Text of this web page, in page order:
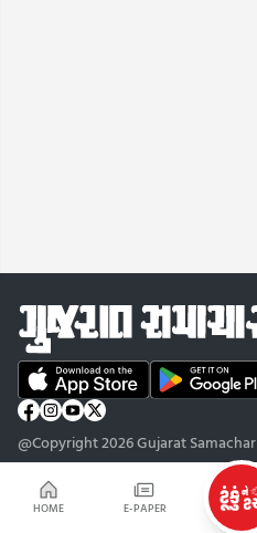
HOME E-PAPER
@Copyright 2026 Gujarat Samachar